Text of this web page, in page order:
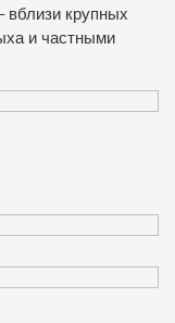
вблизи крупных
и частными